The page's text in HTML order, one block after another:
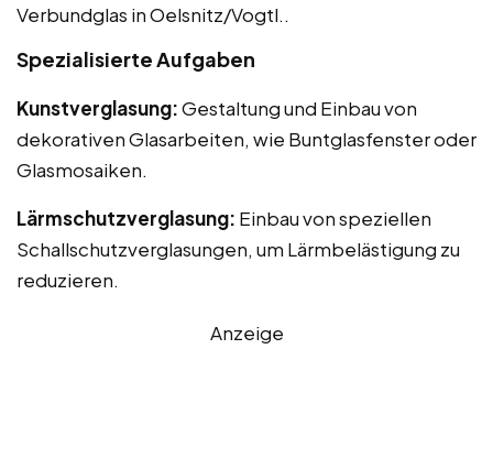
Verbundglas in Oelsnitz/Vogtl..
Spezialisierte Aufgaben
Kunstverglasung:Gestaltung und Einbau von
dekorativen Glasarbeiten, wie Buntglasfenster oder
Glasmosaiken.
Lärmschutzverglasung: Einbau von speziellen
Schallschutzverglasungen, um Lärmbelästigung zu
reduzieren.
Anzeige